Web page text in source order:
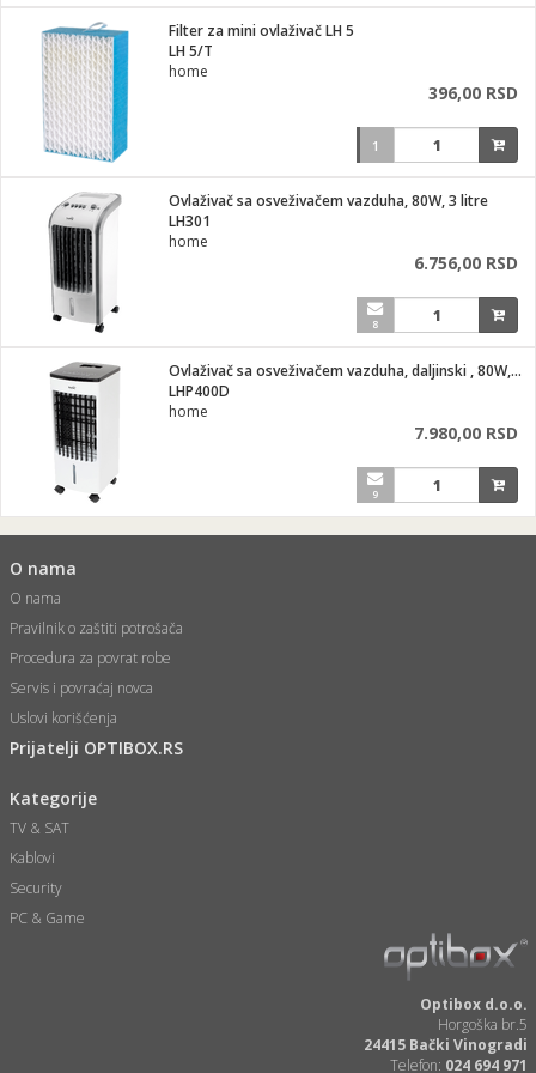
mesa
ostalo
Vitrine
pribor
materijal
i kutije
i oprema
brave
oprema
Filter za mini ovlaživač LH 5
LH 5/T
home
396,00 RSD
1
Ovlaživač sa osveživačem vazduha, 80W, 3 litre
LH301
home
6.756,00 RSD
8
Ovlaživač sa osveživačem vazduha, daljinski , 80W, 3.2 lt.
LHP400D
home
7.980,00 RSD
9
O nama
O nama
Pravilnik o zaštiti potrošača
Procedura za povrat robe
Servis i povraćaj novca
Uslovi korišćenja
Prijatelji OPTIBOX.RS
Kategorije
TV & SAT
Kablovi
Security
PC & Game
Optibox d.o.o.
Horgoška br.5
24415 Bački Vinogradi
Telefon: 024 694 971